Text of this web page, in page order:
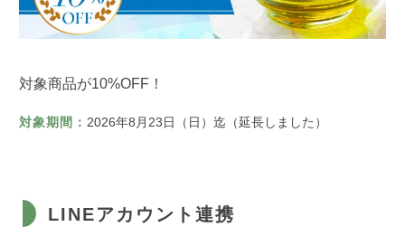
対象商品が10%OFF！
対象期間： 2026年8月23日（日）迄（延長しました）
LINEアカウント連携